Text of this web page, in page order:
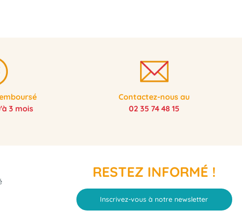
3 mois
Contactez-nous au
02 35 74 48 15
RESTEZ INFORMÉ !
Inscrivez-vous à notre newsletter